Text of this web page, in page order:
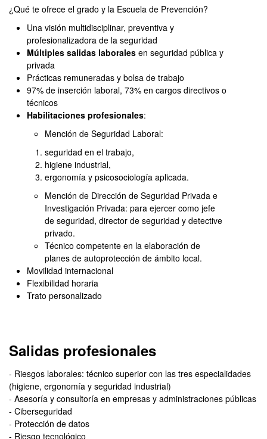
¿Qué te ofrece el grado y la Escuela de Prevención?
Una visión multidisciplinar, preventiva y
profesionalizadora de la seguridad
Múltiples salidas laborales en seguridad pública y
privada
Prácticas remuneradas y bolsa de trabajo
97% de inserción laboral, 73% en cargos directivos o
técnicos
Habilitaciones profesionales:
Mención de Seguridad Laboral:
seguridad en el trabajo,
higiene industrial,
ergonomía y psicosociología aplicada.
Mención de Dirección de Seguridad Privada e
Investigación Privada: para ejercer como jefe
de seguridad, director de seguridad y detective
privado.
Técnico competente en la elaboración de
planes de autoprotección de ámbito local.
Movilidad internacional
Flexibilidad horaria
Trato personalizado
Salidas profesionales
- Riesgos laborales: técnico superior con las tres especialidades
(higiene, ergonomía y seguridad industrial)
- Asesoría y consultoría en empresas y administraciones públicas
- Ciberseguridad
- Protección de datos
- Riesgo tecnológico